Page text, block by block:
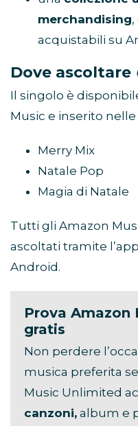
merchandising
acquistabili su
Dove ascoltare
Il singolo è
Music e inserito
Merry Mix
Natale Pop
Magia di Natale
Tutti gli Amazon
ascoltati tramite
Android.
Prova Amazon
gratis
Non perdere
musica preferita
Music Unlimited
canzoni, album e